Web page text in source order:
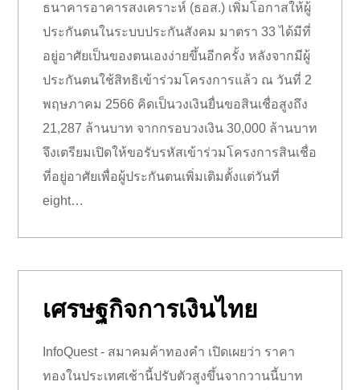
ธนาคารอาคารสงเคราะห์ (ธอส.) เพิ่มโอกาสให้ผู้
ประกันตนในระบบประกันสังคม มาตรา 33 ได้มีที่
อยู่อาศัยเป็นของตนเองง่ายขึ้นอีกครั้ง หลังจากมีผู้
ประกันตนใช้สิทธิเข้าร่วมโครงการแล้ว ณ วันที่ 2
พฤษภาคม 2566 คิดเป็นวงเงินยื่นขอสินเชื่อสูงถึง
21,287 ล้านบาท จากกรอบวงเงิน 30,000 ล้านบาท
จึงเตรียมเปิดให้ขอรับรหัสเข้าร่วมโครงการสินเชื่อ
ที่อยู่อาศัยเพื่อผู้ประกันตนเพิ่มเติมตั้งแต่วันที่
eight…
เศรษฐกิจการเงินไทย
InfoQuest - สมาคมค้าทองคำ เปิดเผยว่า ราคา
ทองในประเทศเช้านี้ปรับตัวสูงขึ้นจากวานนี้บาท